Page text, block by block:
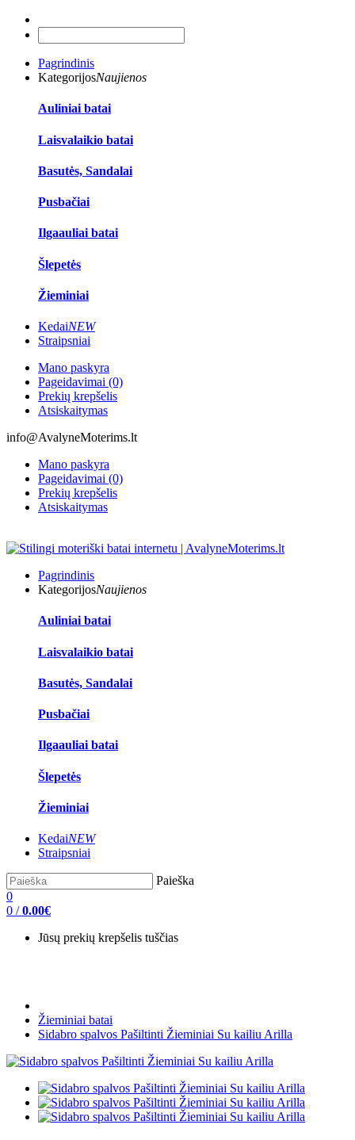
Pagrindinis
KategorijosNaujienos
Auliniai batai
Laisvalaikio batai
Basutės, Sandalai
Pusbačiai
Ilgaauliai batai
Šlepetės
Žieminiai
KedaiNEW
Straipsniai
Mano paskyra
Pageidavimai (0)
Prekių krepšelis
Atsiskaitymas
info@AvalyneMoterims.lt
Mano paskyra
Pageidavimai (0)
Prekių krepšelis
Atsiskaitymas
Pagrindinis
KategorijosNaujienos
Auliniai batai
Laisvalaikio batai
Basutės, Sandalai
Pusbačiai
Ilgaauliai batai
Šlepetės
Žieminiai
KedaiNEW
Straipsniai
Paieška
0
0 / 0.00€
Jūsų prekių krepšelis tuščias
Žieminiai batai
Sidabro spalvos Pašiltinti Žieminiai Su kailiu Arilla